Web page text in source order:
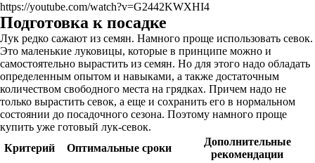
https://youtube.com/watch?v=G2442KWXHI4
Подготовка к посадке
Лук редко сажают из семян. Намного проще использовать севок.
Это маленькие луковицы, которые в принципе можно и
самостоятельно вырастить из семян. Но для этого надо обладать
определенным опытом и навыками, а также достаточным
количеством свободного места на грядках. Причем надо не
только вырастить севок, а еще и сохранить его в нормальном
состоянии до посадочного сезона. Поэтому намного проще
купить уже готовый лук-севок.
Критерий
Оптимальные сроки
Дополнительные
рекомендации